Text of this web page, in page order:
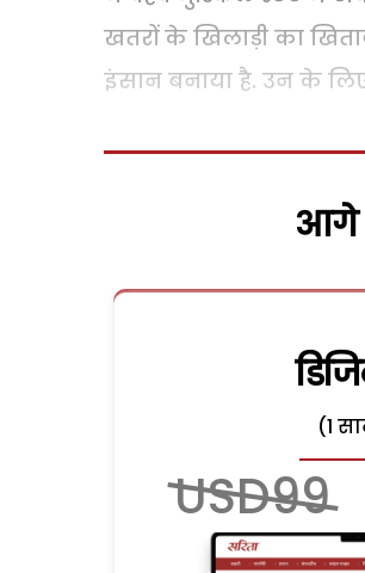
खतरों के खिलाड़ी का
इंसान बनाया है. उन के
आगे
(1
USD99